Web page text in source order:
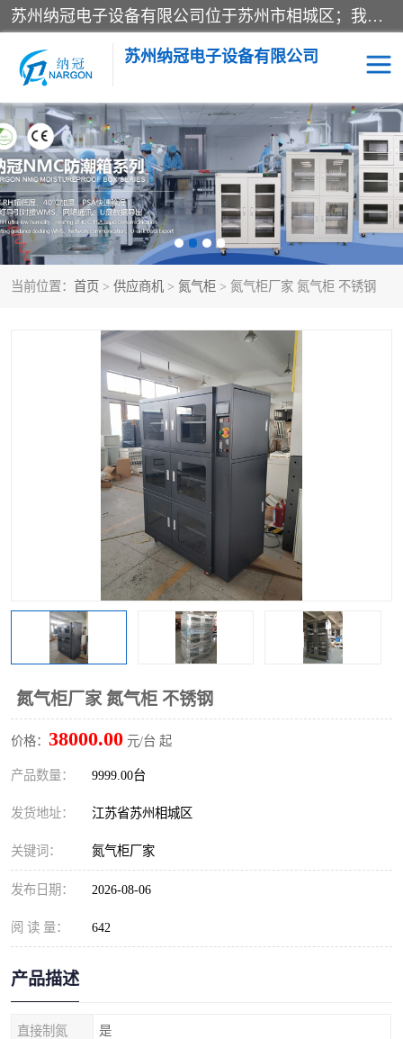
苏州纳冠电子设备有限公司位于苏州市相城区；我司依托国外先进技术结合国内用户的需求，为客户提供具有WMS功能的超低湿快速除湿电子防潮，压缩空气连续干燥柜、智能物料管理氮气储物柜、自制氮氮气柜、防潮氮气组合柜、不锈钢洁净氮气柜、洁净储物柜、石墨舟柜、亮灯导引丝网板存储柜、PCB柔性板气密干燥柜等
苏州纳冠电子设备有限公司
当前位置： 首页 > 供应商机 > 氮气柜 > 氮气柜厂家 氮气柜 不锈钢
氮气柜厂家 氮气柜 不锈钢
价格： 38000.00 元/台 起
产品数量： 9999.00台
发货地址： 江苏省苏州相城区
关键词： 氮气柜厂家
发布日期： 2026-08-06
阅 读 量： 642
产品描述
直接制氮 是
电子防潮箱 氮气柜
智能料架 干燥箱